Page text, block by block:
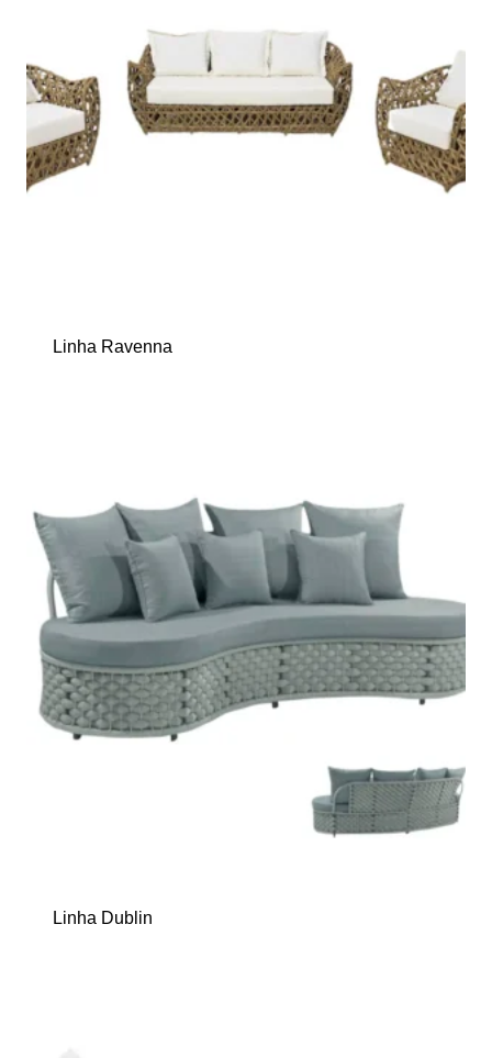
Linha Ravenna
Linha Dublin